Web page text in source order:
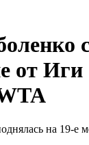
от
на 19-е